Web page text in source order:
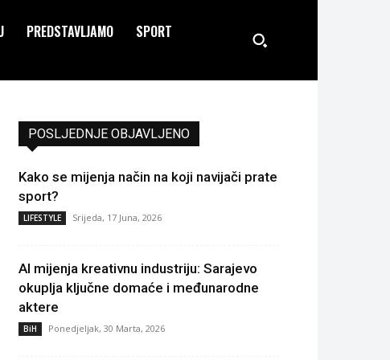
PREDSTAVLJAMO
SPORT
POSLJEDNJE OBJAVLJENO
Kako se mijenja način na koji navijači prate
sport?
LIFESTYLE Srijeda, 17 Juna, 2026
AI mijenja kreativnu industriju: Sarajevo
okuplja ključne domaće i međunarodne
aktere
BiH Ponedjeljak, 30 Marta, 2026